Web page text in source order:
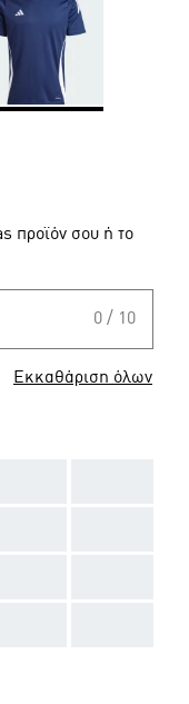
προϊόν σου ή το
0 / 10
Εκκαθάριση όλων